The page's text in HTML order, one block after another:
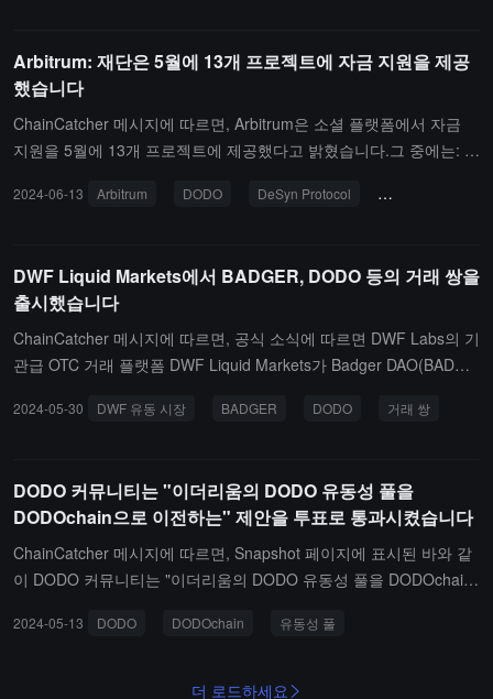
ain이 유동성 정산 층으로서의 역할을 지원하여 미래의 BTC 거래를
촉진하고 DODO 보유자에게 더 많은 가치를 창출합니다.
Arbitrum: 재단은 5월에 13개 프로젝트에 자금 지원을 제공
했습니다
ChainCatcher 메시지에 따르면, Arbitrum은 소셜 플랫폼에서 자금
지원을 5월에 13개 프로젝트에 제공했다고 밝혔습니다.그 중에는: D
ocol(DeFi 자산 관리 프로토콜), Panoptic(옵션 거래를 암호 자산으로
ZK 온체인 게임 엔진), ZTX(P2E 플랫폼), Mithraeum(온체인 전략 게
임), DUPER(온체인 소셜 전쟁 게임), Miki(크로스 체인 거래를 단순
화하는 체인 추상 인터페이스), Blade Labs(토큰화 솔루션) 및 TAKA
DAO(커뮤니티 자금을 모을 수 있는 플랫폼)가 포함됩니다.
2024-06-13 Arbitrum DODO DeSyn Protocol Panoptic
DWF Liquid Markets에서 BADGER, DODO 등의 거래 쌍을
출시했습니다
ChainCatcher 메시지에 따르면, 공식 소식에 따르면 DWF Labs의 기
관급 OTC 거래 플랫폼 DWF Liquid Markets가 Badger DAO(BADGE
DO(DODO), Measurable Data(MDT), QuickSwap(QUICK)을 상장하
2024-05-30 DWF 유동 시장 BADGER DODO 거래 쌍
DODO 커뮤니티는 "이더리움의 DODO 유동성 풀을
DODOchain으로 이전하는" 제안을 투표로 통과시켰습니다
ChainCatcher 메시지에 따르면, Snapshot 페이지에 표시된 바와 같
이 DODO 커뮤니티는 "이더리움의 DODO 유동성 풀을 DODOchain
DOchain 메인넷의 출시와 함께 DODO DEX는 DODOchain과 DOD
러한 성장을 촉진하고 다중 체인 자산 교환 DODO 토큰에 대한 수요
2024-05-13 DODO DODOchain 유동성 풀
더 로드하세요